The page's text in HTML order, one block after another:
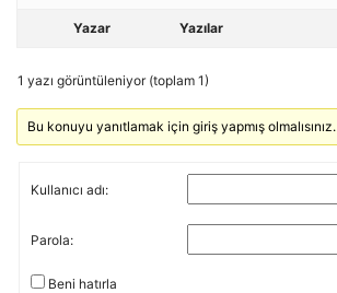
Yazar Yazılar
1 yazı görüntüleniyor (toplam 1)
Bu konuyu yanıtlamak için giriş yapmış olmalısınız.
Kullanıcı adı:
Parola:
Beni hatırla